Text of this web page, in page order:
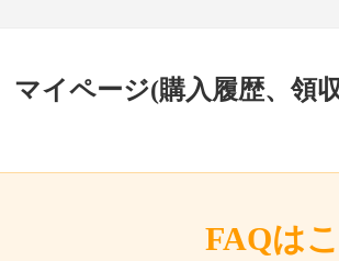
マイページ(購入履歴、領
FAQは